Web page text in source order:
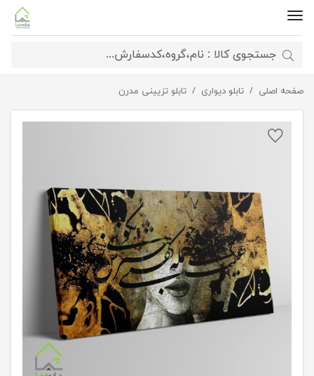
صفحه اصلی تابلو دیواری تابلو تزیینی مدرن
تابلو بوم نقاشیخط هنری مدرن ایرانی مدل 2784